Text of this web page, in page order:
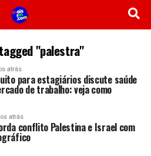
"palestra"
atrás
para estagiários discute saúde
de trabalho: veja como
atrás
conflito Palestina e Israel com